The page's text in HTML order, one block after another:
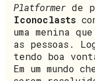
Platformer de
Iconoclasts
uma menina
as pessoas.
tendo boa
Em um mundo